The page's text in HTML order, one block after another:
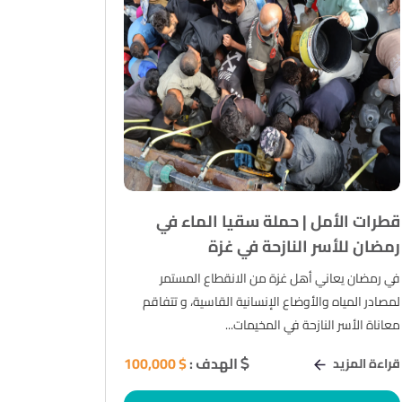
قطرات الأمل | حملة سقيا الماء في
رمضان للأسر النازحة في غزة
في رمضان يعاني أهل غزة من الانقطاع المستمر
لمصادر المياه والأوضاع الإنسانية القاسية، و تتفاقم
معاناة الأسر النازحة في المخيمات...
قراءة المزيد
الهدف :$ 100,000